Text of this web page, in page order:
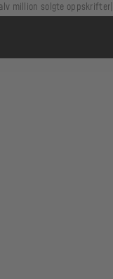
million solgte oppskrifter